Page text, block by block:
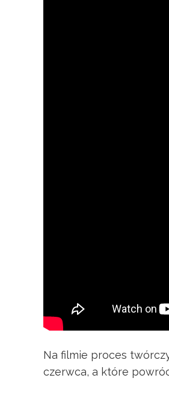
Na filmie proces
czerwca, a które